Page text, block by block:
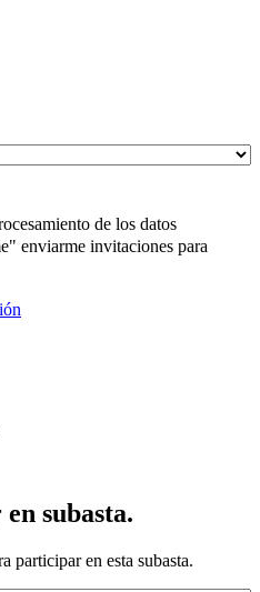
de los datos
enviarme invitaciones para
subasta.
participar en esta subasta.